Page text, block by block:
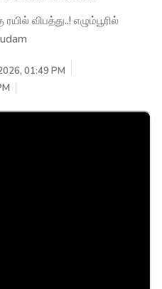
விபத்து..! எழும்பூரில்
01:49 PM